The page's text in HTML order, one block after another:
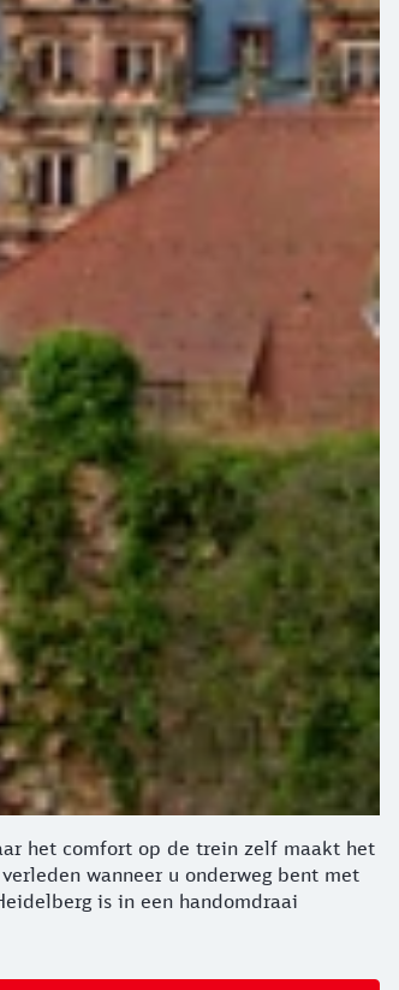
het comfort op de trein zelf maakt het
wanneer u onderweg bent met
is in een handomdraai